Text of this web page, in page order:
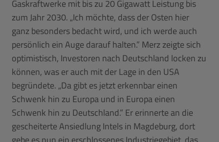
Gaskraftwerke mit bis zu 20 Gigawatt Leistung bis
zum Jahr 2030. „Ich möchte, dass der Osten hier
ganz besonders bedacht wird, und ich werde auch
persönlich ein Auge darauf halten.” Merz zeigte sich
optimistisch, Investoren nach Deutschland locken zu
können, was er auch mit der Lage in den USA
begründete. „Da gibt es jetzt erkennbar einen
Schwenk hin zu Europa und in Europa einen
Schwenk hin zu Deutschland.” Er erinnerte an die
gescheiterte Ansiedlung Intels in Magdeburg, dort